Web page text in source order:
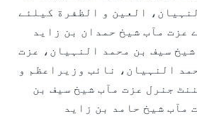
العین و الظفرة کیلئے
عزت مآب شیخ حمدان بن زاید
سیف بن محمد النہیان، عزت
النہیان، نائب وزیراعظم و
جنرل عزت مآب شیخ سیف بن
مآب شیخ حامد بن زاید